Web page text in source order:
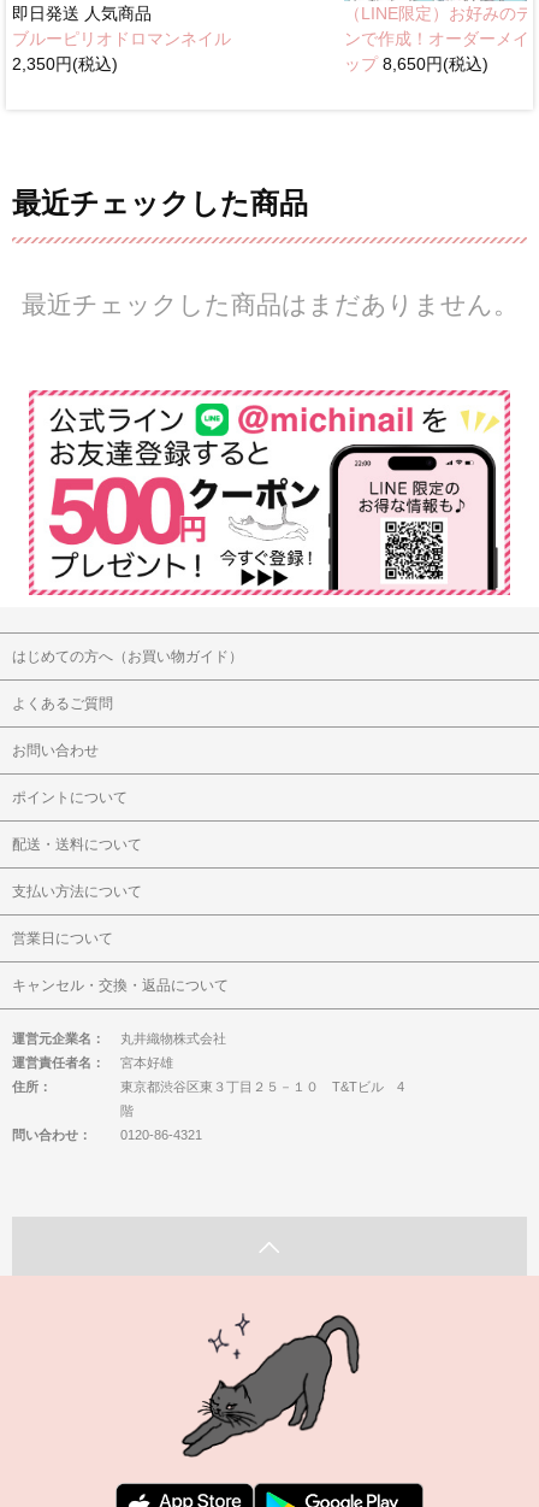
即日発送 人気商品
ブルーピリオドロマンネイル
2,350円(税込)
（LINE限定）お好みのデ
ンで作成！オーダーメイ
ップ8,650円(税込)
最近チェックした商品
最近チェックした商品はまだありません。
はじめての方へ（お買い物ガイド）
よくあるご質問
お問い合わせ
ポイントについて
配送・送料について
支払い方法について
営業日について
キャンセル・交換・返品について
運営元企業名：
丸井織物株式会社
運営責任者名：
宮本好雄
住所：
東京都渋谷区東３丁目２５－１０ T&Tビル 4
階
問い合わせ：
0120-86-4321